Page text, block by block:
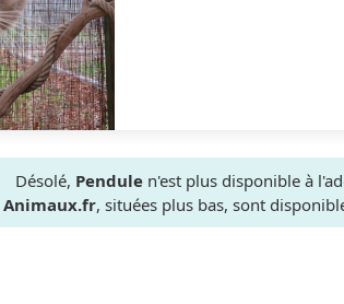
Désolé, Pendulen'est plus disponible à
Animaux.fr, situées plus bas, sont